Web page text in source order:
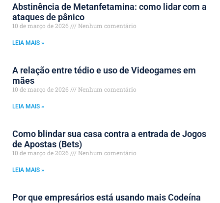
Abstinência de Metanfetamina: como lidar com a
ataques de pânico
10 de março de 2026 Nenhum comentário
LEIA MAIS »
A relação entre tédio e uso de Videogames em
mães
10 de março de 2026 Nenhum comentário
LEIA MAIS »
Como blindar sua casa contra a entrada de Jogos
de Apostas (Bets)
10 de março de 2026 Nenhum comentário
LEIA MAIS »
Por que empresários está usando mais Codeína